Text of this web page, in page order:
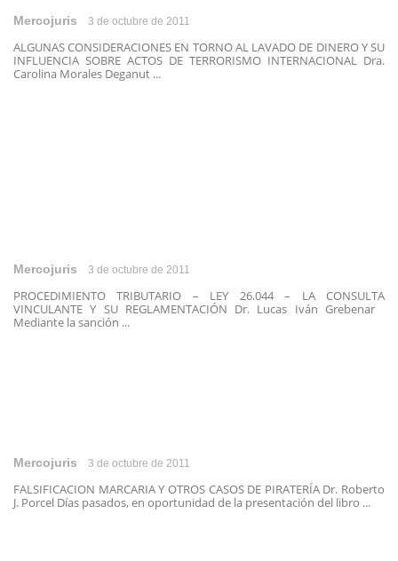
Mercojuris 3 de octubre de 2011
ALGUNAS CONSIDERACIONES EN TORNO AL LAVADO DE DINERO Y SU
INFLUENCIA SOBRE ACTOS DE TERRORISMO INTERNACIONAL Dra.
Carolina Morales Deganut ...
Mercojuris 3 de octubre de 2011
PROCEDIMIENTO TRIBUTARIO – LEY 26.044 – LA CONSULTA
VINCULANTE Y SU REGLAMENTACIÓN Dr. Lucas Iván Grebenar
Mediante la sanción ...
Mercojuris 3 de octubre de 2011
FALSIFICACION MARCARIA Y OTROS CASOS DE PIRATERÍA Dr. Roberto
J. Porcel Días pasados, en oportunidad de la presentación del libro ...